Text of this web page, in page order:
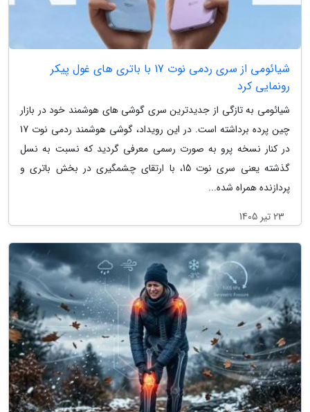
شیائومی از سری ردمی نوت 17 با باتری های غول پیکر
رونمایی کرد
شیائومی به تازگی از جدیدترین سری گوشی های هوشمند خود در بازار
چین پرده برداشته است. در این رویداد، گوشی هوشمند ردمی نوت 17
در کنار نسخه پرو به صورت رسمی معرفی گردید که نسبت به نسل
گذشته یعنی سری نوت 15، با ارتقای چشمگیری در بخش باتری و
پردازنده همراه شده...
23 تیر 1405